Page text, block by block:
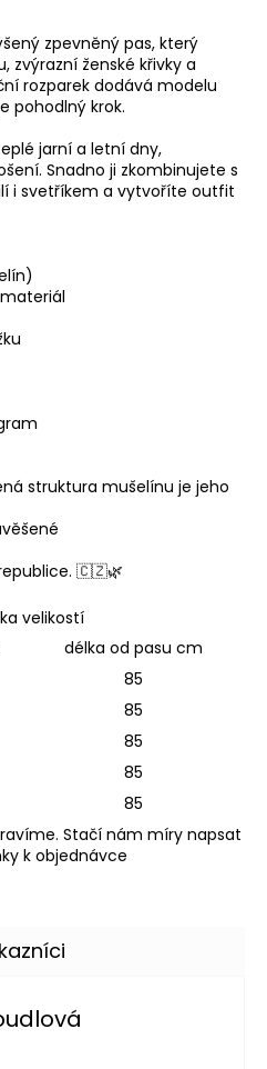
zpevněný pas, který
zvýrazní ženské křivky a
rozparek dodává modelu
pohodlný krok.
jarní a letní dny,
Snadno ji zkombinujete s
i svetříkem a vytvoříte outfit
struktura mušelínu je jeho
🇨🇿🌿
velikostí
délka od pasu cm
85
85
85
85
85
Stačí nám míry napsat
k objednávce
je 5 z 5 hvězdiček.